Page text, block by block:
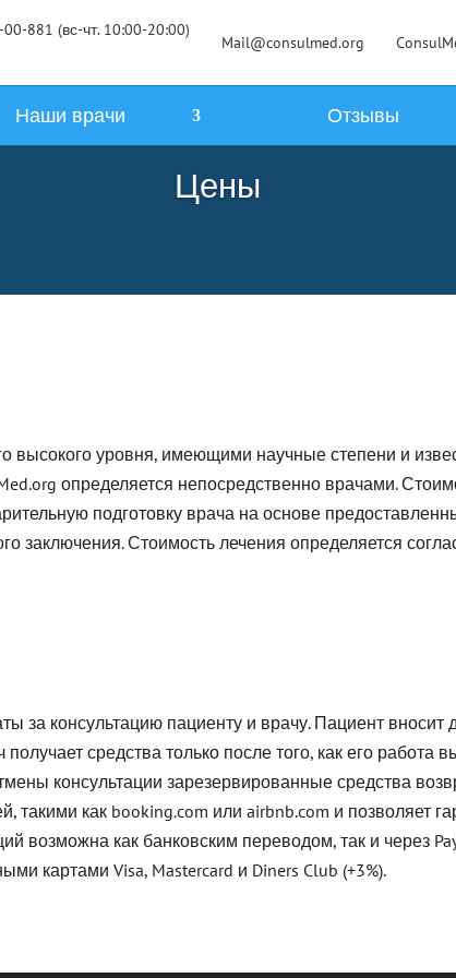
881 (вс-чт. 10:00-20:00)
Mail@consulmed.org
Наши врачи Отзывы
Цены
высокого уровня, имеющими научные степени и
определяется непосредственно врачами.
подготовку врача на основе
заключения. Стоимость лечения определяется
за консультацию пациенту и врачу. Пациент
средства только после того, как его работа
консультации зарезервированные средства
такими как booking.com или airbnb.com и позволяет
возможна как банковским переводом, так и через
картами Visa, Mastercard и Diners Club (+3%).